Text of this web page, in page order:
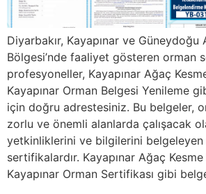
Diyarbakır, Kayapınar ve Güneydoğu
Bölgesi’nde faaliyet gösteren orman
profesyoneller, Kayapınar Ağaç
Kayapınar Orman Belgesi Yenileme
için doğru adrestesiniz. Bu belgeler,
zorlu ve önemli alanlarda çalışacak
yetkinliklerini ve bilgilerini belgeleyen
sertifikalardır. Kayapınar Ağaç
Kayapınar Orman Sertifikası gibi